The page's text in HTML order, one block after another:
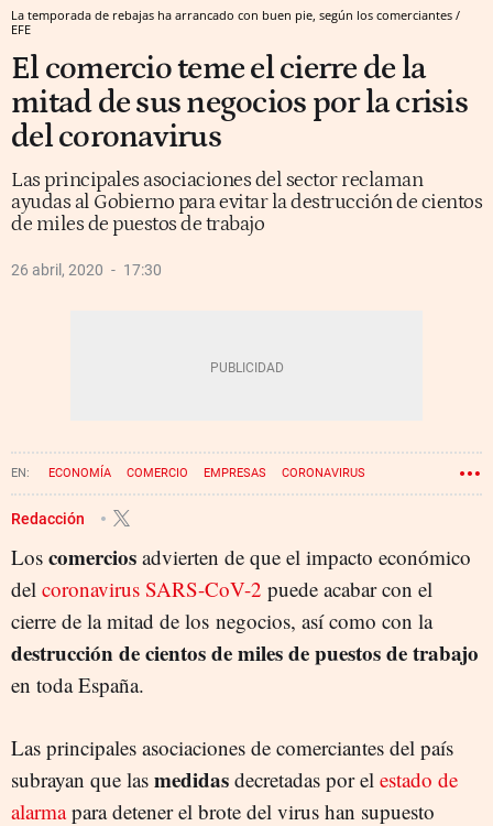
La temporada de rebajas ha arrancado con buen pie, según los comerciantes /
EFE
El comercio teme el cierre de la
mitad de sus negocios por la crisis
del coronavirus
Las principales asociaciones del sector reclaman
ayudas al Gobierno para evitar la destrucción de cientos
de miles de puestos de trabajo
26 abril, 2020 17:30
ECONOMÍA COMERCIO EMPRESAS CORONAVIRUS
ESTADO DE ALARMA
Redacción
Los comercios advierten de que el impacto económico
del coronavirus SARS-CoV-2 puede acabar con el
cierre de la mitad de los negocios, así como con la
destrucción de cientos de miles de puestos de trabajo
en toda España.
Las principales asociaciones de comerciantes del país
subrayan que las medidas decretadas por el estado de
alarmapara detener el brote del virus han supuesto